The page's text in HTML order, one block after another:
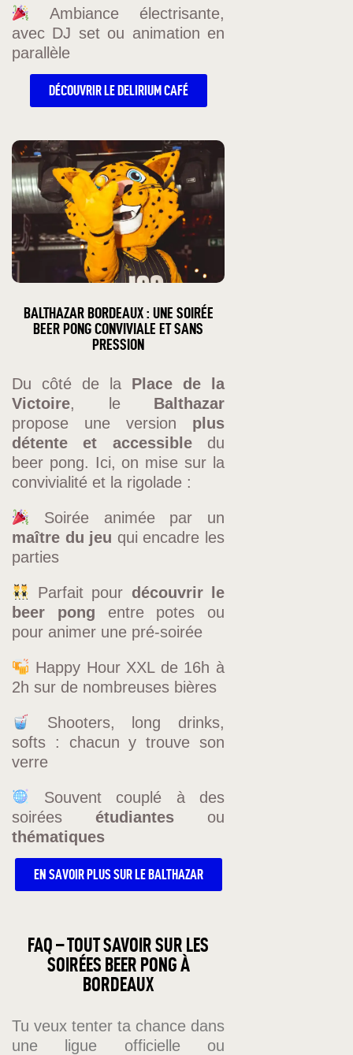
Ambiance électrisante,
avec DJ set ou animation en
parallèle
DÉCOUVRIR LE DELIRIUM CAFÉ
BALTHAZAR BORDEAUX : UNE SOIRÉE
BEER PONG CONVIVIALE ET SANS
PRESSION
Du côté de la Place de la
Victoire, le Balthazar
propose une version plus
détente et accessibledu
beer pong. Ici, on mise sur la
convivialité et la rigolade :
Soirée animée par un
maître du jeu qui encadre les
parties
Parfait pour découvrir le
beer pong entre potes ou
pour animer une pré-soirée
Happy Hour XXL de 16h à
2h sur de nombreuses bières
Shooters, long drinks,
softs : chacun y trouve son
verre
Souvent couplé à des
soirées étudiantes ou
thématiques
EN SAVOIR PLUS SUR LE BALTHAZAR
FAQ – TOUT SAVOIR SUR LES
SOIRÉES BEER PONG À
BORDEAUX
Tu veux tenter ta chance dans
une ligue officielle ou